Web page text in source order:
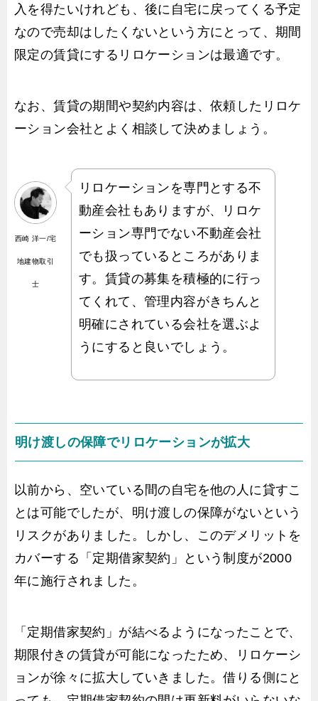
入を得たいけれども、後に自宅に戻ってくる予定
なので売却はしたくないという方にとって、期間
限定の賃貸にするリロケーションは最適です。
なお、賃貸の期間や契約内容は、依頼したリロケ
ーション会社とよく相談して決めましょう。
西崎 洋一/宅
地建物取引
士
リロケーションを専門とする不
動産会社もありますが、リロケ
ーション専門でない不動産会社
でも扱っているところがありま
す。賃貸の募集を積極的に行っ
てくれて、管理内容がきちんと
明確にされている会社を選ぶよ
うにすると良いでしょう。
明け渡しの保障でリロケーションが拡大
以前から、空いている間の自宅を他の人に貸すこ
とは可能でしたが、明け渡しの保障がないという
リスクがありました。しかし、このデメリットを
カバーする「定期借家契約」という制度が2000
年に施行されました。
「定期借家契約」が結べるようになったことで、
期限付きの賃貸が可能になったため、リロケーシ
ョンが徐々に拡大していきました。借りる側にと